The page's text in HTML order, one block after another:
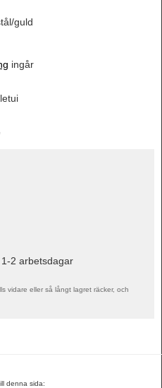
guld
ingår
2 arbetsdagar
vidare eller så långt lagret räcker, och
denna sida: